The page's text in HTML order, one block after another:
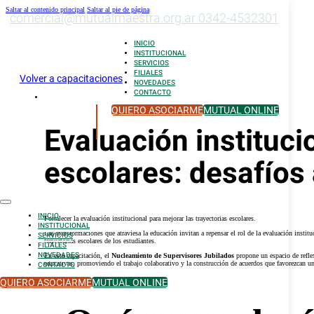
Saltar al contenido principal Saltar al pie de página
comercial@mutualmaestra.org.ar0342-4532301
INICIO
INSTITUCIONAL
SERVICIOS
FILIALES
NOVEDADES
CONTACTO
QUIERO ASOCIARMEMUTUAL ONLINE
INICIO
INSTITUCIONAL
SERVICIOS
FILIALES
NOVEDADES
CONTACTO
QUIERO ASOCIARMEMUTUAL ONLINE
Volver a capacitaciones
Evaluación
escolares:
Fortalecer la evaluación institucional para mejorar las trayectorias escolares.
Las transformaciones que atraviesa la educación invitan a repensar el rol de la evaluación
trayectorias escolares de los estudiantes.
En esta capacitación, elNucleamiento de Supervisores Jubilados propone un espacio de
educativas, promoviendo el trabajo colaborativo y la construcción de acuerdos que favorezcan